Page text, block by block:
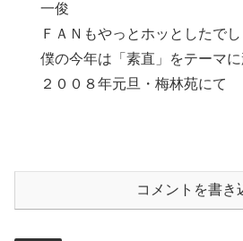
一俊
ＦＡＮもやっとホッとしたでし
僕の今年は「素直」をテーマに
２００８年元旦・梅林苑にて
コメントを書き